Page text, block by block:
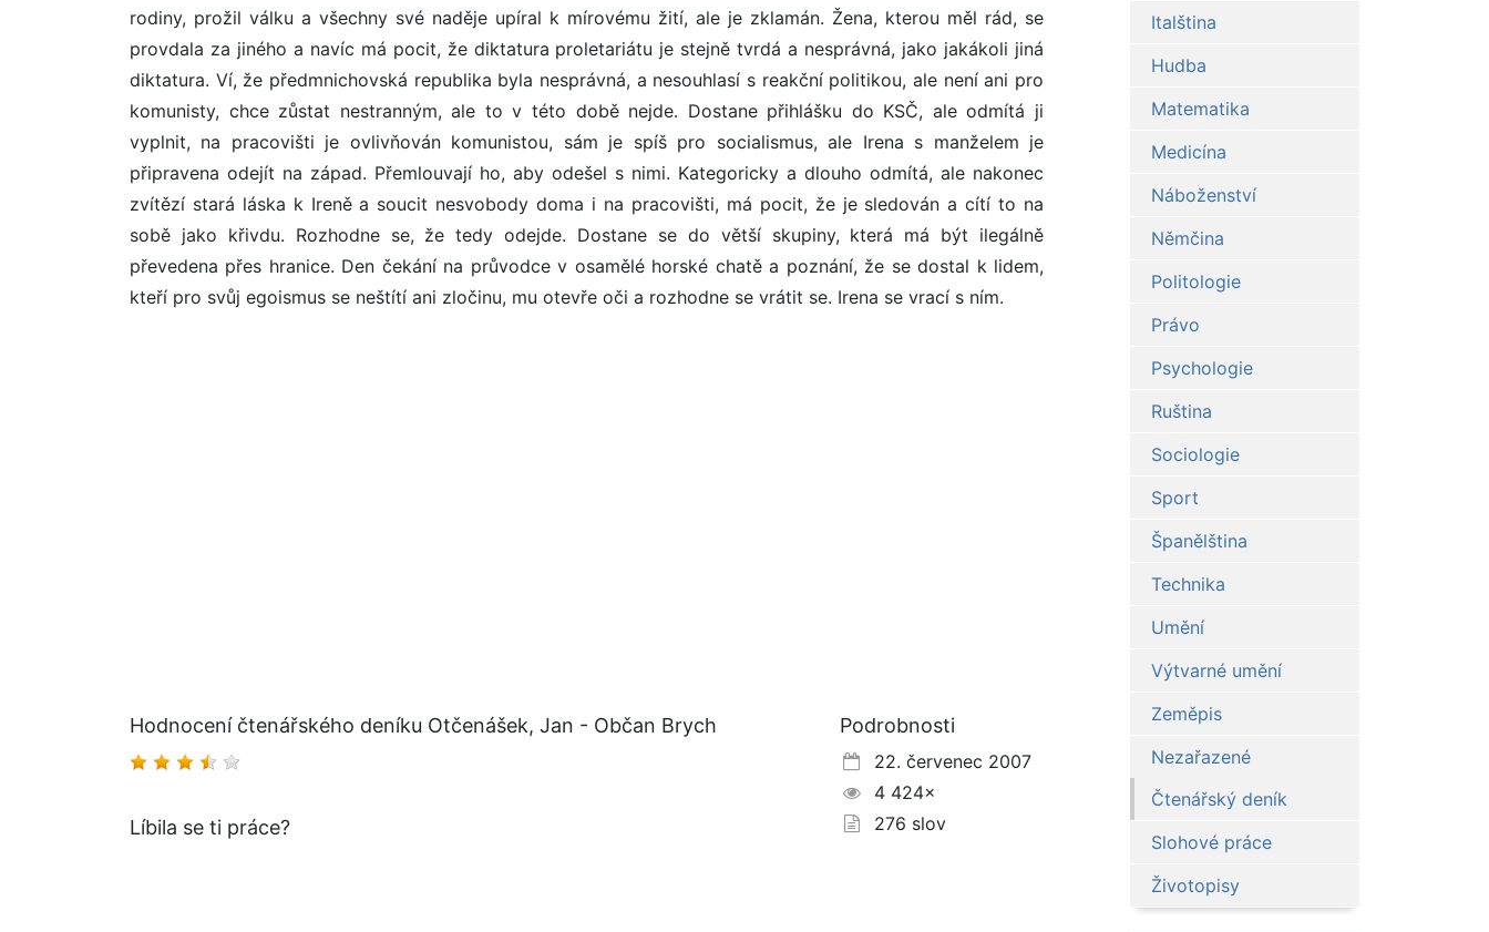
rodiny, prožil válku a všechny své naděje upíral k mírovému žití, ale je zklamán. Žena, kterou měl rád, se
provdala za jiného a navíc má pocit, že diktatura proletariátu je stejně tvrdá a nesprávná, jako jakákoli jiná
diktatura. Ví, že předmnichovská republika byla nesprávná, a nesouhlasí s reakční politikou, ale není ani pro
komunisty, chce zůstat nestranným, ale to v této době nejde. Dostane přihlášku do KSČ, ale odmítá ji
vyplnit, na pracovišti je ovlivňován komunistou, sám je spíš pro socialismus, ale Irena s manželem je
připravena odejít na západ. Přemlouvají ho, aby odešel s nimi. Kategoricky a dlouho odmítá, ale nakonec
zvítězí stará láska k Ireně a soucit nesvobody doma i na pracovišti, má pocit, že je sledován a cítí to na
sobě jako křivdu. Rozhodne se, že tedy odejde. Dostane se do větší skupiny, která má být ilegálně
převedena přes hranice. Den čekání na průvodce v osamělé horské chatě a poznání, že se dostal k lidem,
kteří pro svůj egoismus se neštítí ani zločinu, mu otevře oči a rozhodne se vrátit se. Irena se vrací s ním.
Hodnocení čtenářského deníku Otčenášek, Jan - Občan Brych
Líbila se ti práce?
Podrobnosti
22. červenec 2007
4 424×
276 slov
Italština
Hudba
Matematika
Medicína
Náboženství
Němčina
Politologie
Právo
Psychologie
Ruština
Sociologie
Sport
Španělština
Technika
Umění
Výtvarné umění
Zeměpis
Nezařazené
Čtenářský deník
Slohové práce
Životopisy